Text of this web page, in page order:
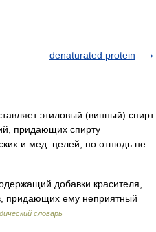
denaturated protein
этиловый (винный) спирт
придающих спирту
и мед. целей, но отнюдь не…
добавки красителя,
придающих ему неприятный
словарь